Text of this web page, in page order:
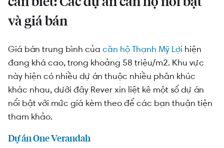
và giá bán
Giá bán trung bình của căn hộ Thạnh Mỹ Lợi hiện
đang khá cao, trong khoảng 58 triệu/m2. Khu vực
này hiện có nhiều dự án thuộc nhiều phân khúc
khác nhau, dưới đây Rever xin liệt kê một số dự án
nổi bật với mức giá kèm theo để các bạn thuận tiện
tham khảo.
Dự án One Verandah